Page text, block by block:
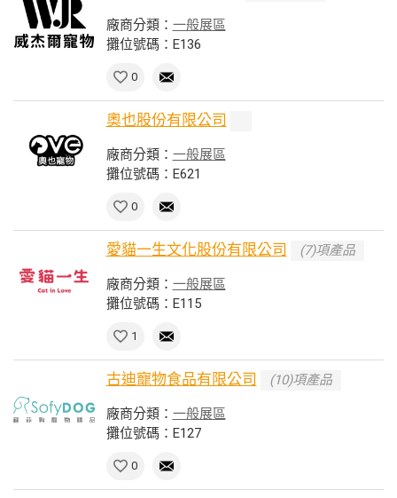
廠商分類： 一般展區
攤位號碼：E136
0
奧也股份有限公司
廠商分類： 一般展區
攤位號碼：E621
0
愛貓一生文化股份有限公司 (7)項產品
廠商分類： 一般展區
攤位號碼：E115
1
古迪寵物食品有限公司 (10)項產品
廠商分類： 一般展區
攤位號碼：E127
0